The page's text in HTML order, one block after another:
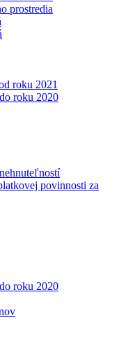
prostredia
roku 2021
roku 2020
povinnosti za
roku 2020